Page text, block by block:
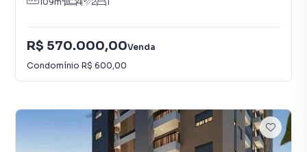
R$ 570.000,00Venda
Condomínio R$ 600,00